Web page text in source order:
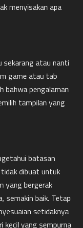
menyisakan apa
sekarang atau nanti
game atau tab
bahwa pengalaman
tampilan yang
batasan
dibuat untuk
yang bergerak
semakin baik. Tetap
setidaknya
kecil yang sempurna